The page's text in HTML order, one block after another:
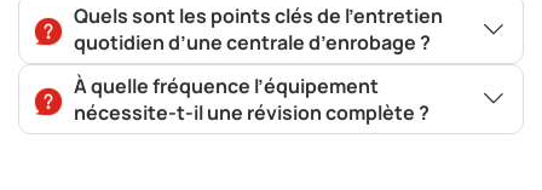
Quels sont les points clés de l’entretien
quotidien d’une centrale d’enrobage ?
À quelle fréquence l’équipement
nécessite-t-il une révision complète ?